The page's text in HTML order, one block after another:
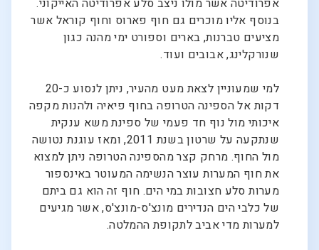
אפרודיטה אשר מולו ניצב סלע אפרודיטה האייקוני.
בנוסף אליו מוכרים גם חוף פארוס וחוף קוראל אשר
מציעים טברנות, בארים וספורט ימי מהנה כגון
שנורקלינג, אבובים ועוד.
למי שמעוניין לצאת מעט מהעיר, ניתן לנסוע כ-20
דקות אל הספינה הטרופה בחוף פיאיה ולהנות מקפה
איכותי מול נוף חד פעמי של ספינת משא ענקית
שנתקעה על שרטון בשנת 2011, ומאז עוגנת נטושה
מול החוף. מרחק קצר מהספינה הטרופה ניתן למצוא
את חוף המערות עוצר הנשימה המעוטר באינספור
מערות סלע חצובות במי הים. חוף זה הוא גם ביתם
של כלבי הים הנדירים מונצ'ס-מונצ'ס, אשר מגיעים
למערות מדי אביב לתקופת ההמלטה.